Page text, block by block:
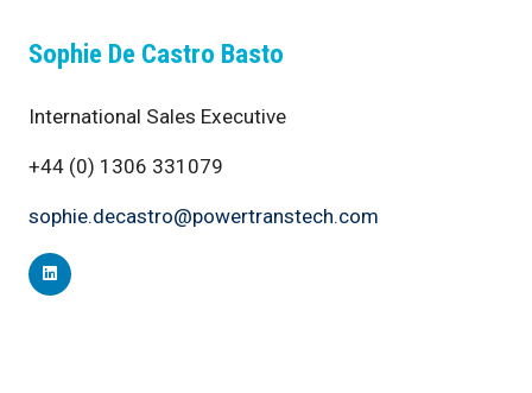
Sophie De Castro Basto
International Sales Executive
+44 (0) 1306 331079
sophie.decastro@powertranstech.com